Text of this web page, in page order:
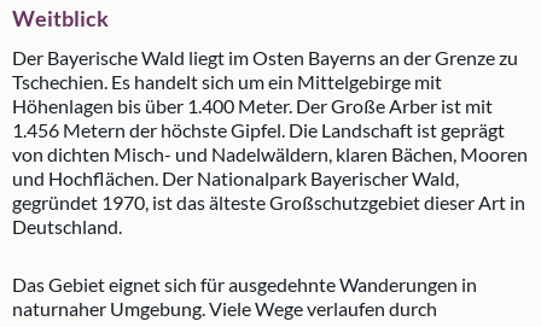
Weitblick
Der Bayerische Wald liegt im Osten Bayerns an der Grenze zu
Tschechien. Es handelt sich um ein Mittelgebirge mit
Höhenlagen bis über 1.400 Meter. Der Große Arber ist mit
1.456 Metern der höchste Gipfel. Die Landschaft ist geprägt
von dichten Misch- und Nadelwäldern, klaren Bächen, Mooren
und Hochflächen. Der Nationalpark Bayerischer Wald,
gegründet 1970, ist das älteste Großschutzgebiet dieser Art in
Deutschland.
Das Gebiet eignet sich für ausgedehnte Wanderungen in
naturnaher Umgebung. Viele Wege verlaufen durch